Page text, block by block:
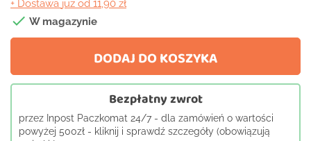
+ Dostawa już od 11,90 zł
 W magazynie
DODAJ DO KOSZYKA
Bezpłatny zwrot
przez Inpost Paczkomat 24/7 - dla zamówień o wartości
powyżej 500zł - kliknij i sprawdź szczegóły (obowiązują